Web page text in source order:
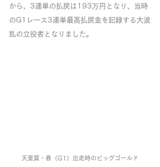
から、3連単の払戻は193万円となり、当時
のG1レース3連単最高払戻金を記録する大波
乱の立役者となりました。
天皇賞・春（G1）出走時のビッグゴールド